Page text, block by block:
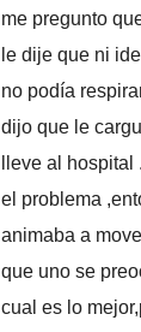
me pregunto
le dije que ni
no podía
dijo que le
lleve al
el problema
animaba a
que uno se
cual es lo